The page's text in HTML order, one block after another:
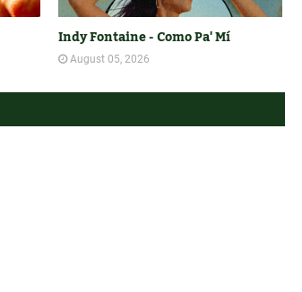
Indy Fontaine - Como Pa' Mí
August 05, 2026